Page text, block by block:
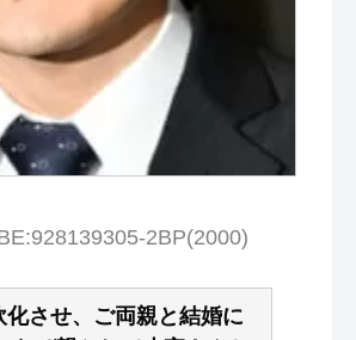
2BP(2000)
化させ、ご両親と結婚に